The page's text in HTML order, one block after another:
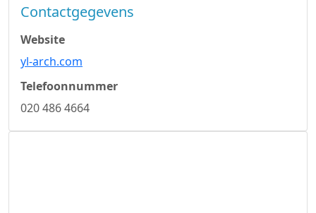
Contactgegevens
Website
yl-arch.com
Telefoonnummer
020 486 4664